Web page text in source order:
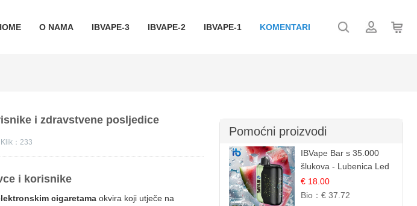
O NAMA IBVAPE-3 IBVAPE-2 IBVAPE-1 KOMENTARI
i zdravstvene posljedice
Klik：233
i korisnike
cigaretama okvira koji utječe na
Pomoćni proizvodi
IBVape Bar s 35.000
šlukova - Lubenica Led
| Osježavajući Ljetni
Okus
€ 18.00
Bio： € 37.72